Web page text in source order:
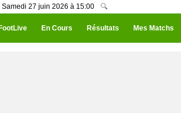
Samedi 27 juin 2026 à 15:00 🔍
FootLive En Cours Résultats Mes Matchs